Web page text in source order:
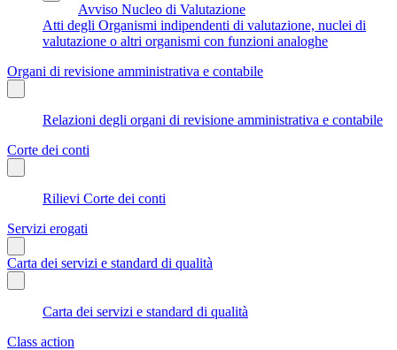
Avviso Nucleo di Valutazione
Atti degli Organismi indipendenti di valutazione, nuclei di
valutazione o altri organismi con funzioni analoghe
Organi di revisione amministrativa e contabile
Relazioni degli organi di revisione amministrativa e contabile
Corte dei conti
Rilievi Corte dei conti
Servizi erogati
Carta dei servizi e standard di qualità
Carta dei servizi e standard di qualità
Class action